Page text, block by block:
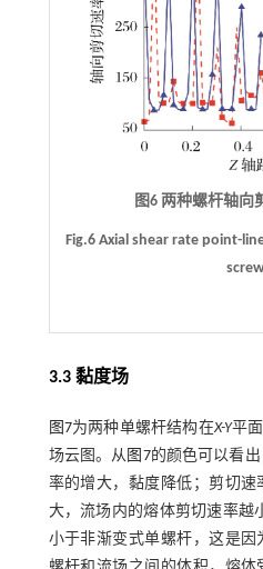
图6 两种螺杆轴向
Fig.6 Axial shear rate point-
3.3 黏度场
图7为两种单螺杆结构在X-Y平面
场云图。从 图7的颜色可以看
率的增大，黏度降低；剪切
大，流场内的熔体剪切速率越
小于非渐变式单螺杆，这是因